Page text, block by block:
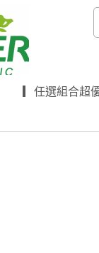
▎任選組合超